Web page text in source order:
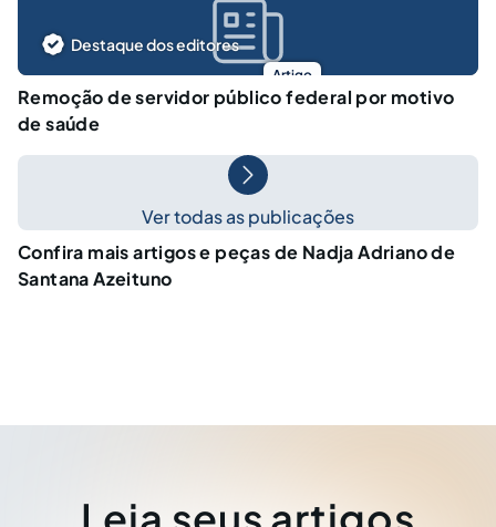
Artigo
Destaque dos editores
Remoção de servidor público federal por motivo
de saúde
Ver todas as publicações
Confira mais artigos e peças de Nadja Adriano de
Santana Azeituno